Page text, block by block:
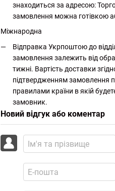
знаходиться за адресою:
замовлення можна готівкою
Міжнародна
Відправка Укрпоштою до
замовлення залежить від
тижні. Вартість доставки
підтвердженням замовлення
правилами країни в якій
замовник.
Новий відгук або коментар